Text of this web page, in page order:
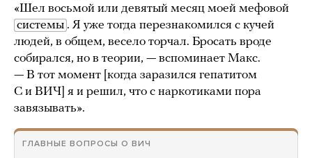
«Шел восьмой или девятый месяц моей мефовой
системы . Я уже тогда перезнакомился с кучей
людей, в общем, весело торчал. Бросать вроде
собирался, но в теории, — вспоминает Макс.
— В тот момент [когда заразился гепатитом
С и ВИЧ] я и решил, что с наркотиками пора
завязывать».
ГЛАВНЫЕ ВОПРОСЫ О ВИЧ